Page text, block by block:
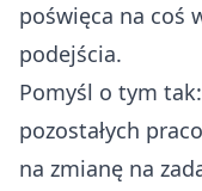
poświęca na coś
podejścia.
Pomyśl o tym
pozostałych
na zmianę na